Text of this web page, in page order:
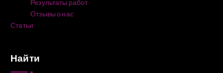
Результаты работ
Отзывы о нас
Статьи
Найти